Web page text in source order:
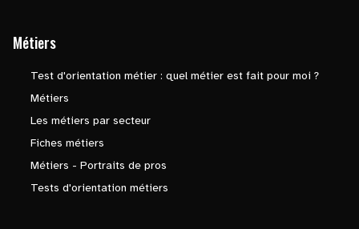
Métiers
Test d'orientation métier : quel métier est fait pour moi ?
Métiers
Les métiers par secteur
Fiches métiers
Métiers - Portraits de pros
Tests d'orientation métiers